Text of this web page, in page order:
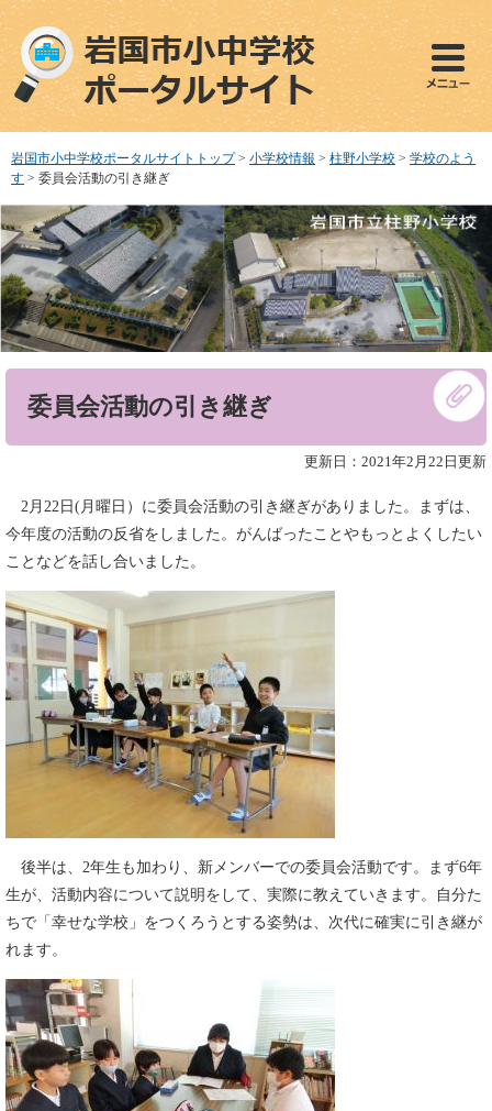
ペ
で
す
メ
ば
し
本
文
へ
岩国市小中学校ポータルサイトトップ > 小学校情報 > 柱野小学校 > 学校のよう
す > 委員会活動の引き継ぎ
委員会活動の引き継ぎ
更新日：2021年2月22日更新
2月22日(月曜日）に委員会活動の引き継ぎがありました。まずは、
今年度の活動の反省をしました。がんばったことやもっとよくしたい
ことなどを話し合いました。
後半は、2年生も加わり、新メンバーでの委員会活動です。まず6年
生が、活動内容について説明をして、実際に教えていきます。自分た
ちで「幸せな学校」をつくろうとする姿勢は、次代に確実に引き継が
れます。